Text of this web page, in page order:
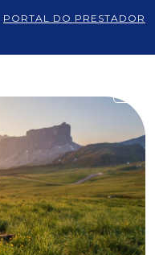
PORTAL DO PRESTADOR